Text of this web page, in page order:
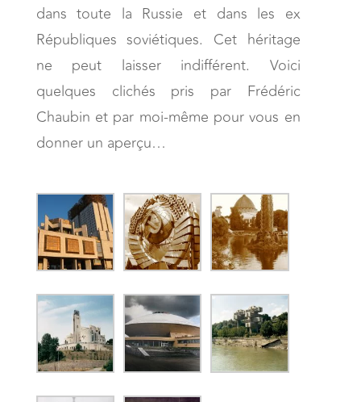
dans toute la Russie et dans les ex
Républiques soviétiques. Cet héritage
ne peut laisser indifférent. Voici
quelques clichés pris par Frédéric
Chaubin et par moi-même pour vous en
donner un aperçu…